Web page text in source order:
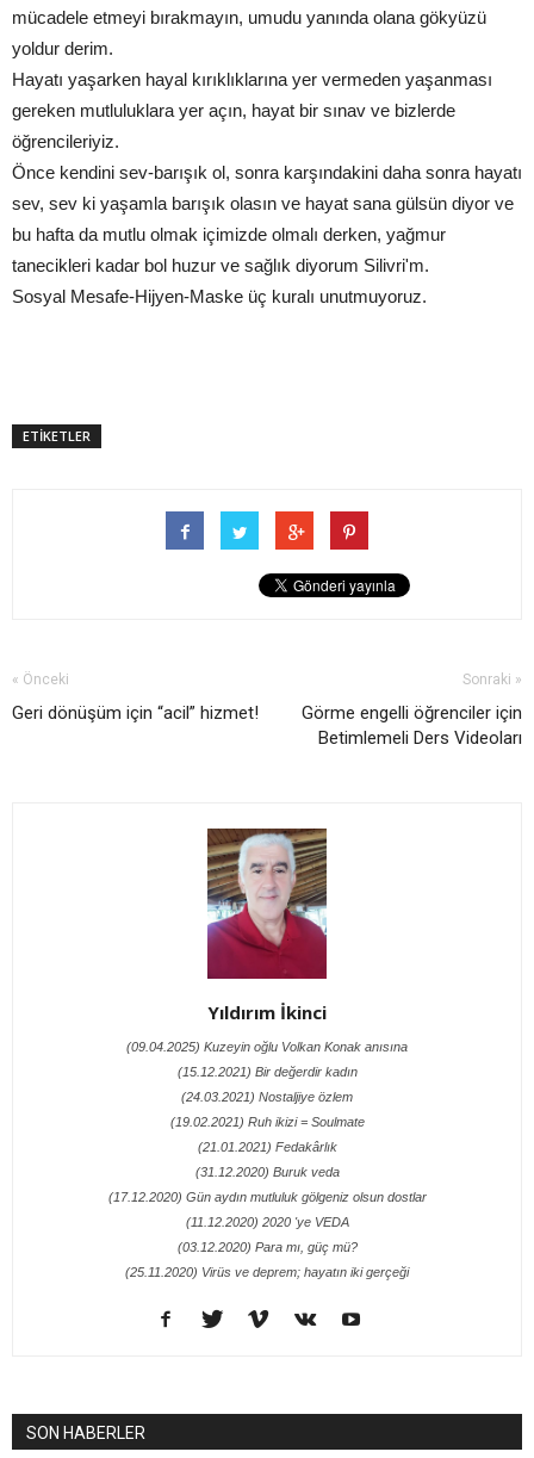
mücadele etmeyi bırakmayın, umudu yanında olana gökyüzü
yoldur derim.
Hayatı yaşarken hayal kırıklıklarına yer vermeden yaşanması
gereken mutluluklara yer açın, hayat bir sınav ve bizlerde
öğrencileriyiz.
Önce kendini sev-barışık ol, sonra karşındakini daha sonra hayatı
sev, sev ki yaşamla barışık olasın ve hayat sana gülsün diyor ve
bu hafta da mutlu olmak içimizde olmalı derken, yağmur
tanecikleri kadar bol huzur ve sağlık diyorum Silivri'm.
Sosyal Mesafe-Hijyen-Maske üç kuralı unutmuyoruz.
ETİKETLER
« Önceki
Geri dönüşüm için “acil” hizmet!
Sonraki »
Görme engelli öğrenciler için
Betimlemeli Ders Videoları
Yıldırım İkinci
(09.04.2025) Kuzeyin oğlu Volkan Konak anısına
(15.12.2021) Bir değerdir kadın
(24.03.2021) Nostaljiye özlem
(19.02.2021) Ruh ikizi = Soulmate
(21.01.2021) Fedakârlık
(31.12.2020) Buruk veda
(17.12.2020) Gün aydın mutluluk gölgeniz olsun dostlar
(11.12.2020) 2020 'ye VEDA
(03.12.2020) Para mı, güç mü?
(25.11.2020) Virüs ve deprem; hayatın iki gerçeği
SON HABERLER